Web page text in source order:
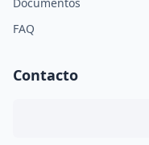
FAQ
Contacto